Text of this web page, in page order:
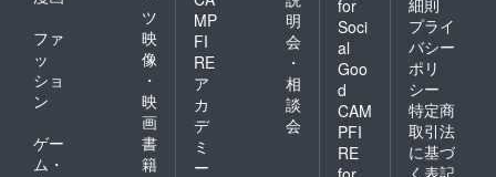
・お礼
のメー
ル ・進
捗報告
メール
（2021
年12月
～2022
年4月）
シの木
から漆
液を取
るため
に多く
の傷を
つけま
す。漆
搔き職
長時間
を感じ
てもら
えるよ
うに、
年輪の
掛け時
計を制
作しま
ツ
ファ
ッ
ショ
ン
映
像
・
映
画
ゲー
ム・
書
籍
MP
FI
RE
ア
カ
デ
ミ
ー
明
会
・
相
談
会
for
Soci
al
Goo
d
CAM
PFI
RE
細則
プライ
バシー
ポリ
シー
特定商
取引法
に基づ